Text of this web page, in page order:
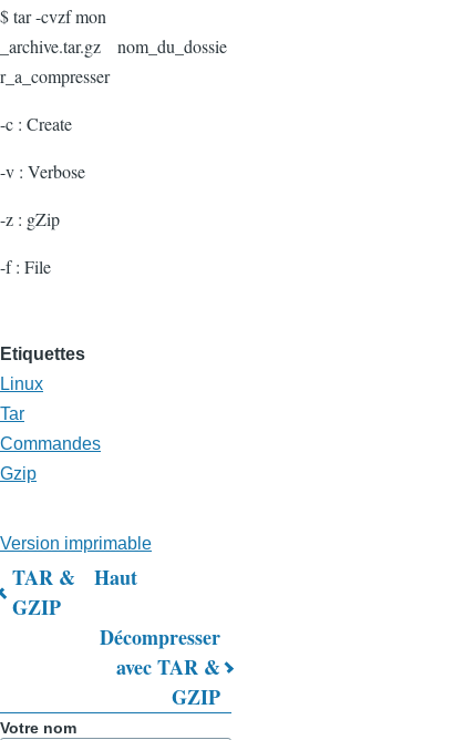
$ tar -cvzf mon
_archive.tar.gz nom_du_dossie
r_a_compresser
-c : Create
-v : Verbose
-z : gZip
-f : File
Etiquettes
Linux
Tar
Commandes
Gzip
Version imprimable
Liens
transversaux
livre
TAR &
GZIP
Haut
Décompresser
avec TAR &
GZIP
Votre nom